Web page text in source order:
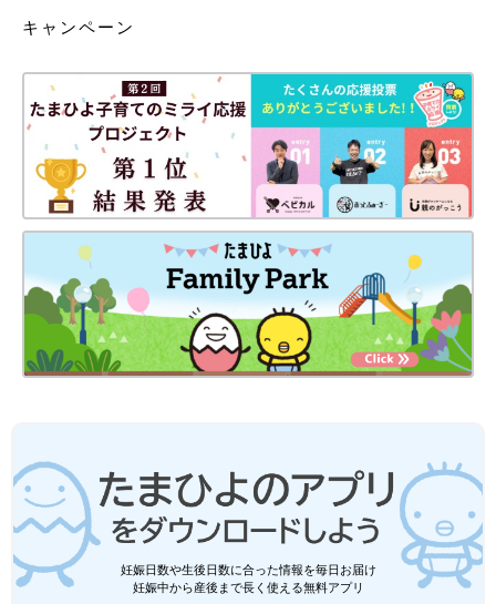
キャンペーン
妊娠日数や生後日数に合った情報を毎日お届け
妊娠中から産後まで長く使える無料アプリ